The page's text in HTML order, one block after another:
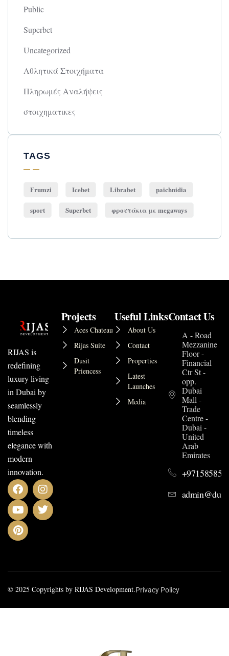
Public
Superbet
Uncategorized
Αθλητικά Στοιχήματα
Πληρωμές Αναλήψεις
στοιχηματικες
TAGS
Frumzi Icebet Librabet paichnidia
sport Superbet φρουτάκια με megaways
RIJAS is
redefining
luxury living
in Dubai by
seamlessly
blending
timeless
elegance with
modern
innovation.
Projects
Aces Chateau
Rijas Suite
Dusit
Priencess
Useful Links
About Us
Contact
Properties
Latest
Launches
Media
Contact Us
A - Road
Mezzanine
Floor -
Financial
Ctr St -
opp.
Dubai
Mall -
Trade
Centre -
Dubai -
United
Arab
Emirates
© 2025 Copyrights by RIJAS Development.Privacy Policy